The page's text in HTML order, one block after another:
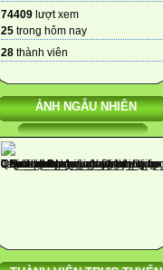
74409 lượt xem
25 trong hôm nay
28 thành viên
ẢNH NGẪU NHIÊN